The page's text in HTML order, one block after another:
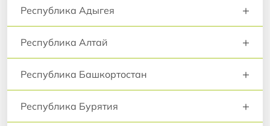
Республика Адыгея +
Республика Алтай +
Республика Башкортостан +
Республика Бурятия +